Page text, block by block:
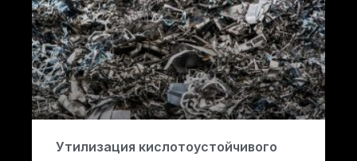
Утилизация кислотоустойчивого